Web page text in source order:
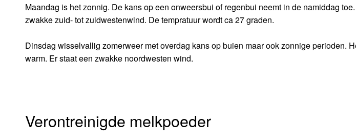
Maandag is het zonnig. De kans op een onweersbui of regenbui neemt in de namiddag
zwakke zuid- tot zuidwestenwind. De tempratuur wordt ca 27 graden.
Dinsdag wisselvallig zomerweer met overdag kans op buien maar ook zonnige perioden.
warm. Er staat een zwakke noordwesten wind.
Verontreinigde melkpoeder